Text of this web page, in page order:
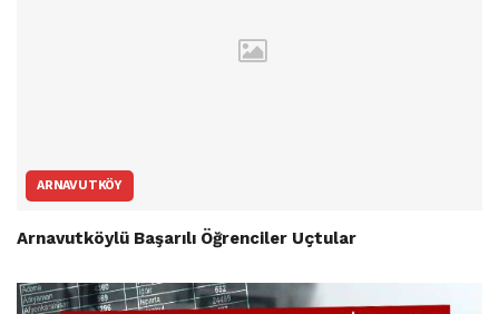
ARNAVUTKÖY
Arnavutköylü Başarılı Öğrenciler Uçtular